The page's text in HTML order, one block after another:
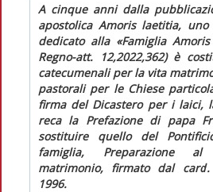
A cinque anni dalla
apostolica Amoris laetitia, uno
dedicato alla «Famiglia
Regno-att. 12,2022,362) è
catecumenali per la vita
pastorali per le Chiese
firma del Dicastero per i laici,
reca la Prefazione di papa
sostituire quello del
famiglia, Preparazione
matrimonio, firmato dal
1996.